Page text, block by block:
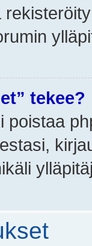
tekee?
poistaa